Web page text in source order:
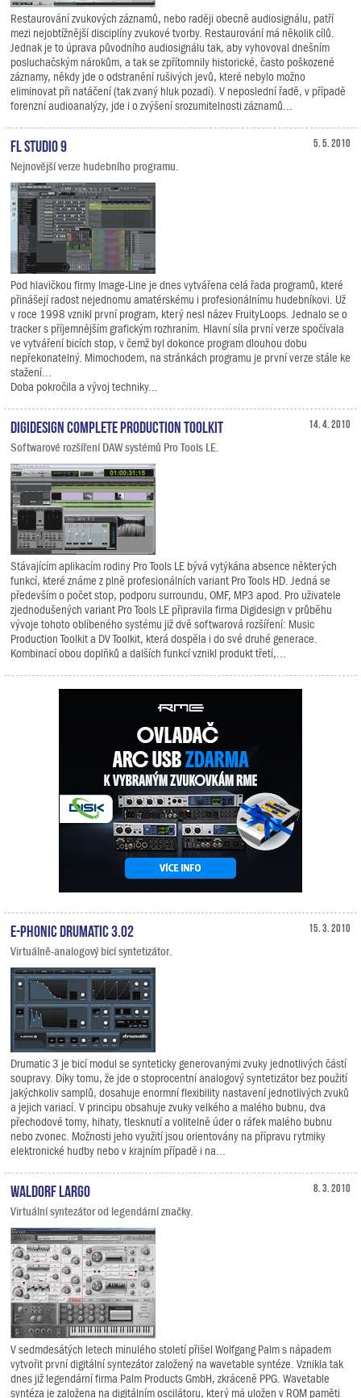
Restaurování zvukových záznamů, nebo raději obecně audiosignálu, patří
mezi nejobtížnější disciplíny zvukové tvorby. Restaurování má několik cílů.
Jednak je to úprava původního audiosignálu tak, aby vyhovoval dnešním
posluchačským nárokům, a tak se zpřítomnily historické, často poškozené
záznamy, někdy jde o odstranění rušivých jevů, které nebylo možno
eliminovat při natáčení (tak zvaný hluk pozadí). V neposlední řadě, v případě
forenzní audioanalýzy, jde i o zvýšení srozumitelnosti záznamů...
5. 5. 2010
FL Studio 9
Nejnovější verze hudebního programu.
Pod hlavičkou firmy Image-Line je dnes vytvářena celá řada programů, které
přinášejí radost nejednomu amatérskému i profesionálnímu hudebníkovi. Už
v roce 1998 vznikl první program, který nesl název FruityLoops. Jednalo se o
tracker s příjemnějším grafickým rozhraním. Hlavní síla první verze spočívala
ve vytváření bicích stop, v čemž byl dokonce program dlouhou dobu
nepřekonatelný. Mimochodem, na stránkách programu je první verze stále ke
stažení...
Doba pokročila a vývoj techniky...
14. 4. 2010
Digidesign Complete Production Toolkit
Softwarové rozšíření DAW systémů Pro Tools LE.
Stávajícím aplikacím rodiny Pro Tools LE bývá vytýkána absence některých
funkcí, které známe z plně profesionálních variant Pro Tools HD. Jedná se
především o počet stop, podporu surroundu, OMF, MP3 apod. Pro uživatele
zjednodušených variant Pro Tools LE připravila firma Digidesign v průběhu
vývoje tohoto oblíbeného systému již dvě softwarová rozšíření: Music
Production Toolkit a DV Toolkit, která dospěla i do své druhé generace.
Kombinací obou doplňků a dalších funkcí vznikl produkt třetí,...
15. 3. 2010
E-Phonic Drumatic 3.02
Virtuálně-analogový bicí syntetizátor.
Drumatic 3 je bicí modul se synteticky generovanými zvuky jednotlivých částí
soupravy. Díky tomu, že jde o stoprocentní analogový syntetizátor bez použití
jakýchkoliv samplů, dosahuje enormní flexibility nastavení jednotlivých zvuků
a jejich variací. V principu obsahuje zvuky velkého a malého bubnu, dva
přechodové tomy, hihaty, tlesknutí a volitelně úder o ráfek malého bubnu
nebo zvonec. Možnosti jeho využití jsou orientovány na přípravu rytmiky
elektronické hudby nebo v krajním případě i na...
8. 3. 2010
Waldorf Largo
Virtuální syntezátor od legendární značky.
V sedmdesátých letech minulého století přišel Wolfgang Palm s nápadem
vytvořit první digitální syntezátor založený na wavetable syntéze. Vznikla tak
dnes již legendární firma Palm Products GmbH, zkráceně PPG. Wavetable
syntéza je založena na digitálním oscilátoru, který má uložen v ROM paměti